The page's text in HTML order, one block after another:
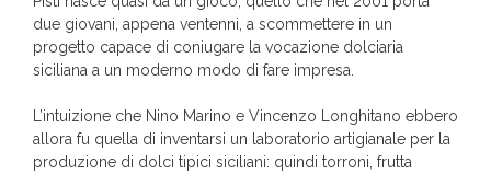
due giovani, appena ventenni, a scommettere in un
progetto capace di coniugare la vocazione dolciaria
siciliana a un moderno modo di fare impresa.
L’intuizione che Nino Marino e Vincenzo Longhitano ebbero
allora fu quella di inventarsi un laboratorio artigianale per la
produzione di dolci tipici siciliani: quindi torroni, frutta